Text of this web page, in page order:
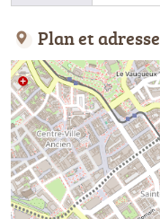
Plan et adresse